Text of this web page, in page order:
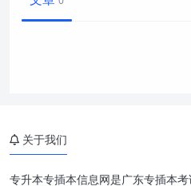
关于我们
专升本专插本信息网是广东专插本